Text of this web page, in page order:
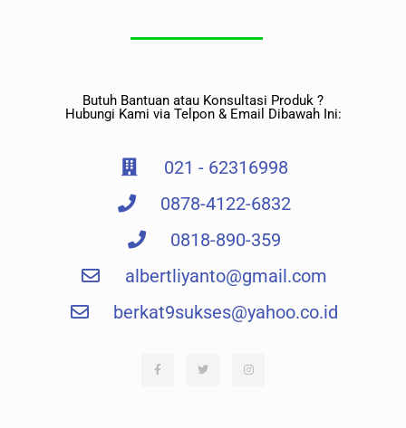
Butuh Bantuan atau Konsultasi Produk ?
Hubungi Kami via Telpon & Email Dibawah Ini:
021 - 62316998
0878-4122-6832
0818-890-359
albertliyanto@gmail.com​
berkat9sukses@yahoo.co.id